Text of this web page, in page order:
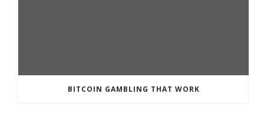
BITCOIN GAMBLING THAT WORK